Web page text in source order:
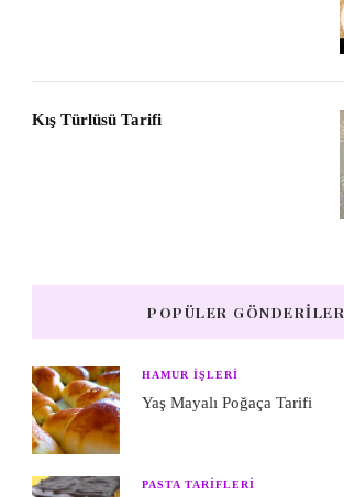
Kış Türlüsü Tarifi
POPÜLER GÖNDERILER
HAMUR IŞLERI
Yaş Mayalı Poğaça Tarifi
PASTA TARIFLERI